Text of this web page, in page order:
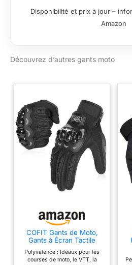
Noir/
Insert
Disponibilité et prix à jour –
Amazon
Découvrez d’autres gants moto
COFIT Gants de Moto,
Gants à Écran Tactile
Course de Moto, VTT,
Escalade, Chasse,
Polyvalence : Idéaux pour les
courses de moto, le VTT, la